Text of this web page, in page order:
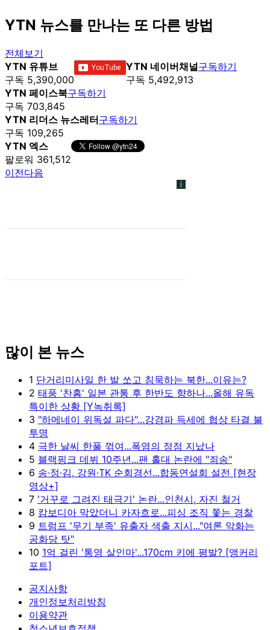
YTN 뉴스를 만나는 또 다른 방법
전체보기
YTN 유튜브
구독 5,390,000
YTN 네이버채널
구독 5,492,913
구독하기
YTN 페이스북
구독 703,845
구독하기
YTN 리더스 뉴스레터
구독 109,265
구독하기
YTN 엑스
팔로워 361,512
이전다음
많이 본 뉴스
1 단거리미사일 한 발 쏘고 침묵하는 북한...이유는?
2 태풍 '찬홈' 일본 관통 후 한반도 향하나...올해 유독
특이한 상황 [Y녹취록]
3 "하메네이 위독설 파다"...강경파 득세에 협상 타결 불
투명
4 극한 날씨 한풀 꺾여...폭염의 정점 지났나
5 블랙핑크 데뷔 10주년...팬 홀대 논란에 "죄송"
6 송·정·김, 강원·TK 순회경선...합동연설회 설전 [현장
영상+]
7 '거꾸로 그려진 태극기' 논란...인천시, 자진 철거
8 캄보디아 막았더니 카자흐로...피싱 조직 쫓는 경찰
9 트럼프 '무기 부족' 유출자 색출 지시..."여론 악화는
공화당 탓"
10 1억 걸린 '통영 살인마'...170cm 키에 평발? [앵커리
포트]
공지사항
개인정보처리방침
이용약관